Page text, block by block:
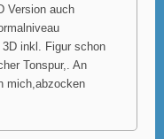
Version auch
inkl. Figur schon
Tonspur,. An
mich,abzocken